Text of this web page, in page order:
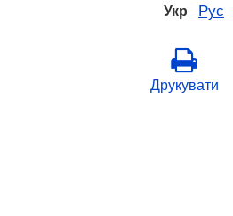
Укр Рус
Друкувати